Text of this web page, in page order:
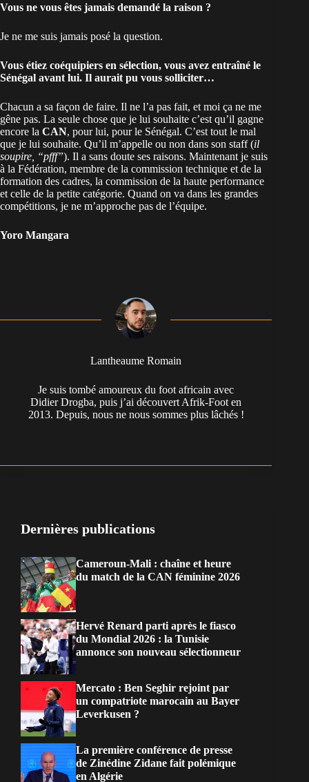
Vous ne vous êtes jamais demandé la raison ?
Je ne me suis jamais posé la question.
Vous étiez coéquipiers en sélection, vous avez entraîné le
Sénégal avant lui. Il aurait pu vous solliciter…
Chacun a sa façon de faire. Il ne l’a pas fait, et moi ça ne me
gêne pas. La seule chose que je lui souhaite c’est qu’il gagne
encore la CAN, pour lui, pour le Sénégal. C’est tout le mal
que je lui souhaite. Qu’il m’appelle ou non dans son staff (il
soupire, “pfff”). Il a sans doute ses raisons. Maintenant je suis
à la Fédération, membre de la commission technique et de la
formation des cadres, la commission de la haute performance
et celle de la petite catégorie. Quand on va dans les grandes
compétitions, je ne m’approche pas de l’équipe.
Yoro Mangara
Lantheaume Romain
Je suis tombé amoureux du foot africain avec
Didier Drogba, puis j’ai découvert Afrik-Foot en
2013. Depuis, nous ne nous sommes plus lâchés !
Dernières publications
Cameroun-Mali : chaîne et heure
du match de la CAN féminine 2026
Hervé Renard parti après le fiasco
du Mondial 2026 : la Tunisie
annonce son nouveau sélectionneur
Mercato : Ben Seghir rejoint par
un compatriote marocain au Bayer
Leverkusen ?
La première conférence de presse
de Zinédine Zidane fait polémique
en Algérie